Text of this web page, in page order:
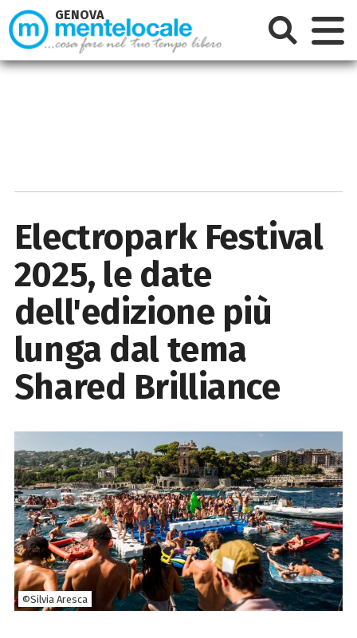
Electropark Festival
2025, le date
dell'edizione più
lunga dal tema
Shared Brilliance
©Silvia Aresca
GENOVA